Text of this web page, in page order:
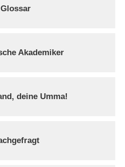
Glossar
Akademiker
deine Umma!